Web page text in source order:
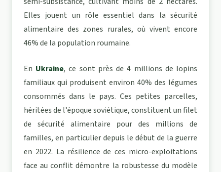
Elles jouent un rôle essentiel dans la sécurité
alimentaire des zones rurales, où vivent encore
46% de la population roumaine.
En Ukraine, ce sont près de 4 millions de lopins
familiaux qui produisent environ 40% des légumes
consommés dans le pays. Ces petites parcelles,
héritées de l'époque soviétique, constituent un filet
de sécurité alimentaire pour des millions de
familles, en particulier depuis le début de la guerre
en 2022. La résilience de ces micro-exploitations
face au conflit démontre la robustesse du modèle